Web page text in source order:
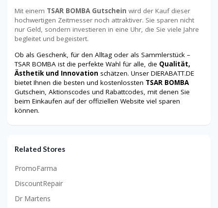
Mit einem TSAR BOMBA Gutschein wird der Kauf dieser
hochwertigen Zeitmesser noch attraktiver. Sie sparen nicht
nur Geld, sondern investieren in eine Uhr, die Sie viele Jahre
begleitet und begeistert.
Ob als Geschenk, für den Alltag oder als Sammlerstück –
TSAR BOMBA ist die perfekte Wahl für alle, die Qualität,
Ästhetik und Innovation schätzen. Unser DIERABATT.DE
bietet Ihnen die besten und kostenlossten TSAR BOMBA
Gutschein, Aktionscodes und Rabattcodes, mit denen Sie
beim Einkaufen auf der offiziellen Website viel sparen
können.
Related Stores
PromoFarma
DiscountRepair
Dr Martens